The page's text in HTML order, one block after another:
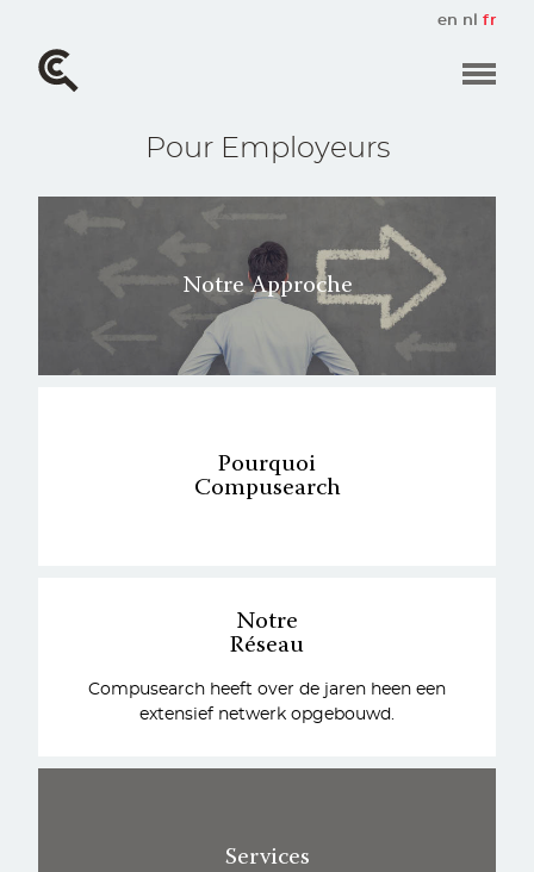
contenu
principal
en nl fr
Pour Employeurs
Notre Approche
Pourquoi
Compusearch
Notre
Réseau
Compusearch heeft over de jaren heen een
extensief netwerk opgebouwd.
Services